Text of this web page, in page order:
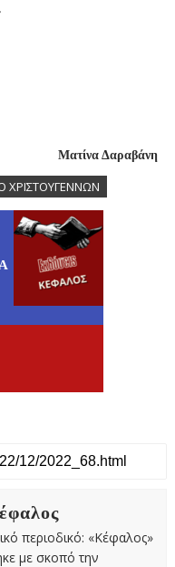
Ματίνα Δαραβάνη
ΧΡΙΣΤΟΥΓΕΝΝΩΝ
περιοδικό: «Κέφαλος»
με σκοπό την